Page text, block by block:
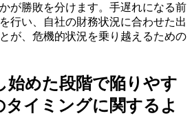
が勝敗を分けます。手遅れになる前
行い、自社の財務状況に合わせた出
が、危機的状況を乗り越えるための
始めた段階で陥りやす
タイミングに関するよ